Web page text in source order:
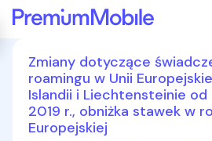
Powróć do strony głównej
Zmiany dotyczące
roamingu w Unii
Islandii i Liechtensteinie od
2019 r., obniżka stawek w
Europejskiej